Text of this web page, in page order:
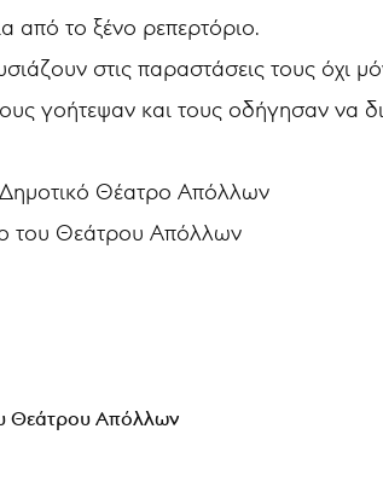
από το ξένο ρεπερτόριο.
στις παραστάσεις τους όχι
γοήτεψαν και τους οδήγησαν να
Δημοτικό Θέατρο Απόλλων
του Θεάτρου Απόλλων
Θεάτρου Απόλλων